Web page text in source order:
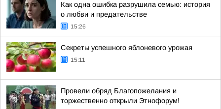
Как одна ошибка разрушила семью: история
о любви и предательстве
15:26
Секреты успешного яблоневого урожая
15:11
Провели обряд Благопожелания и
торжественно открыли Этнофорум!